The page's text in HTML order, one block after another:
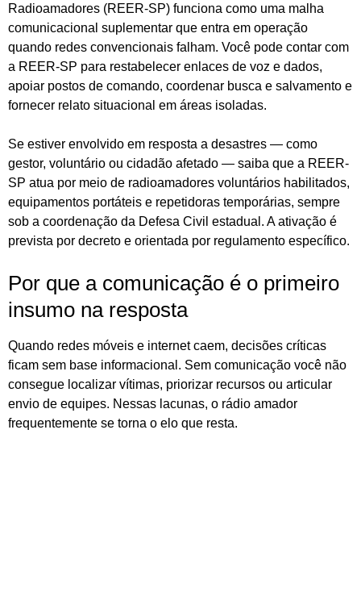
Radioamadores (REER-SP) funciona como uma malha
comunicacional suplementar que entra em operação
quando redes convencionais falham. Você pode contar com
a REER-SP para restabelecer enlaces de voz e dados,
apoiar postos de comando, coordenar busca e salvamento e
fornecer relato situacional em áreas isoladas.
Se estiver envolvido em resposta a desastres — como
gestor, voluntário ou cidadão afetado — saiba que a REER-
SP atua por meio de radioamadores voluntários habilitados,
equipamentos portáteis e repetidoras temporárias, sempre
sob a coordenação da Defesa Civil estadual. A ativação é
prevista por decreto e orientada por regulamento específico.
Por que a comunicação é o primeiro
insumo na resposta
Quando redes móveis e internet caem, decisões críticas
ficam sem base informacional. Sem comunicação você não
consegue localizar vítimas, priorizar recursos ou articular
envio de equipes. Nessas lacunas, o rádio amador
frequentemente se torna o elo que resta.